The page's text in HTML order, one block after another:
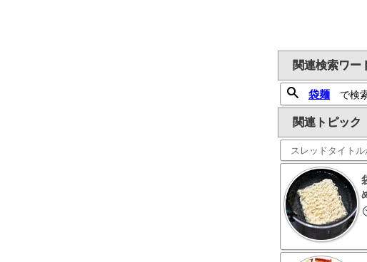
関連検索ワー
袋麺 で検
関連トピック
スレッドタイト